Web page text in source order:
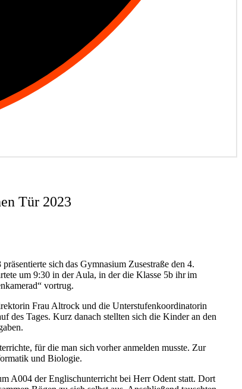
Tür 2023
sich das Gymnasium Zusestraße den 4.
um 9:30 in der Aula, in der die Klasse 5b ihr im
vortrug.
Frau Altrock und die Unterstufenkoordinatorin
des Tages. Kurz danach stellten sich die Kinder an den
für die man sich vorher anmelden musste. Zur
und Biologie.
A004 der Englischunterricht bei Herr Odent statt. Dort